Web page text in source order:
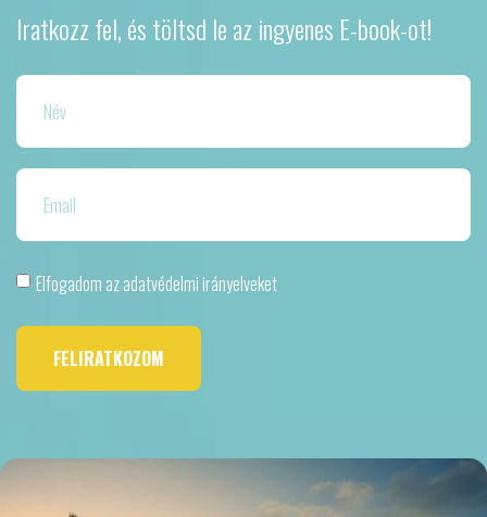
Iratkozz fel, és töltsd le az ingyenes E-book-ot!
Elfogadom az adatvédelmi irányelveket
FELIRATKOZOM